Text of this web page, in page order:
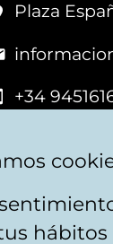
Plaza
+34